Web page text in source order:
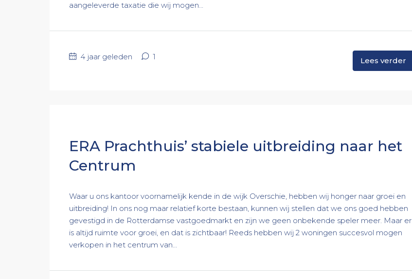
aangeleverde taxatie die wij mogen...
4 jaar geleden 1 Lees verder
ERA Prachthuis’ stabiele uitbreiding naar het
Centrum
Waar u ons kantoor voornamelijk kende in de wijk Overschie, hebben wij honger naar groei en
uitbreiding! In ons nog maar relatief korte bestaan, kunnen wij stellen dat we ons goed hebben
gevestigd in de Rotterdamse vastgoedmarkt en zijn we geen onbekende speler meer. Maar er
is altijd ruimte voor groei, en dat is zichtbaar! Reeds hebben wij 2 woningen succesvol mogen
verkopen in het centrum van...